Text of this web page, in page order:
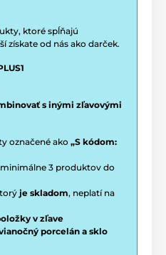
ktoré spĺňajú
získate od nás ako darček.
s inými zľavovými
označené ako „S kódom:
3 produktov do
je skladom, neplatí na
v zľave
porcelán a sklo